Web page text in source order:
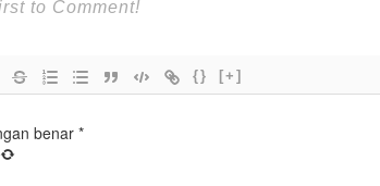
{} [+]
benar*